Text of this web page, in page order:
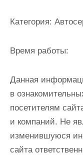
Категория:
Время работы:
Данная
в
посетителям
и компаний. Не
изменившуюся
сайта